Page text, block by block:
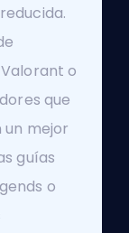
o
que
mejor
guías
o